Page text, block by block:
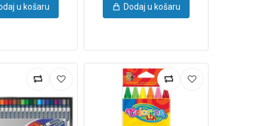
u košaru Dodaj u košaru